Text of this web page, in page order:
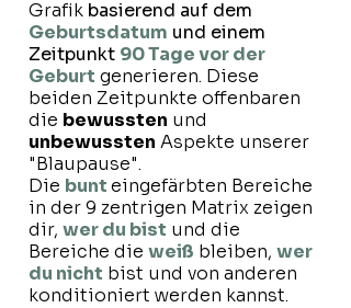
Grafik basierend auf dem
Geburtsdatum und einem
Zeitpunkt 90 Tage vor der
Geburt generieren. Diese
beiden Zeitpunkte offenbaren
die bewussten und
unbewussten Aspekte unserer
"Blaupause".
Die bunteingefärbten Bereiche
in der 9 zentrigen Matrix zeigen
dir, wer du bist und die
Bereiche die weiß bleiben, wer
du nicht bist und von anderen
konditioniert werden kannst.